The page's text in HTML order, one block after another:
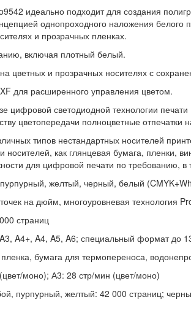
идеально подходит для создания
однопроходного наложения
и прозрачных пленках.
включая плотный белый.
цветных и прозрачных носителях с
для расширенного управления цветом.
цифровой светодиодной технологии
цветопередачи полноцветные
типов нестандартных носителей
носителей, как глянцевая бумага,
для цифровой печати по
желтый, черный, белый
на дюйм, многоуровневая технология
страниц
A4+, A4, A5, A6; специальный формат до
бумага для термопереноса,
моно); А3: 28 стр/мин (цвет/моно)
пурпурный, желтый: 42 000 страниц;